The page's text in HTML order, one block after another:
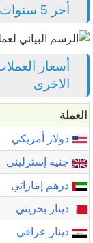
أخر 5 سنوات
أسعار
الاخرى
العملة
دولار أمريكي
جنيه إسترليني
درهم إماراتي
دينار بحريني
دينار عراقي